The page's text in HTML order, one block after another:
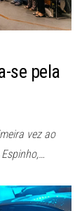
se pela
vez ao